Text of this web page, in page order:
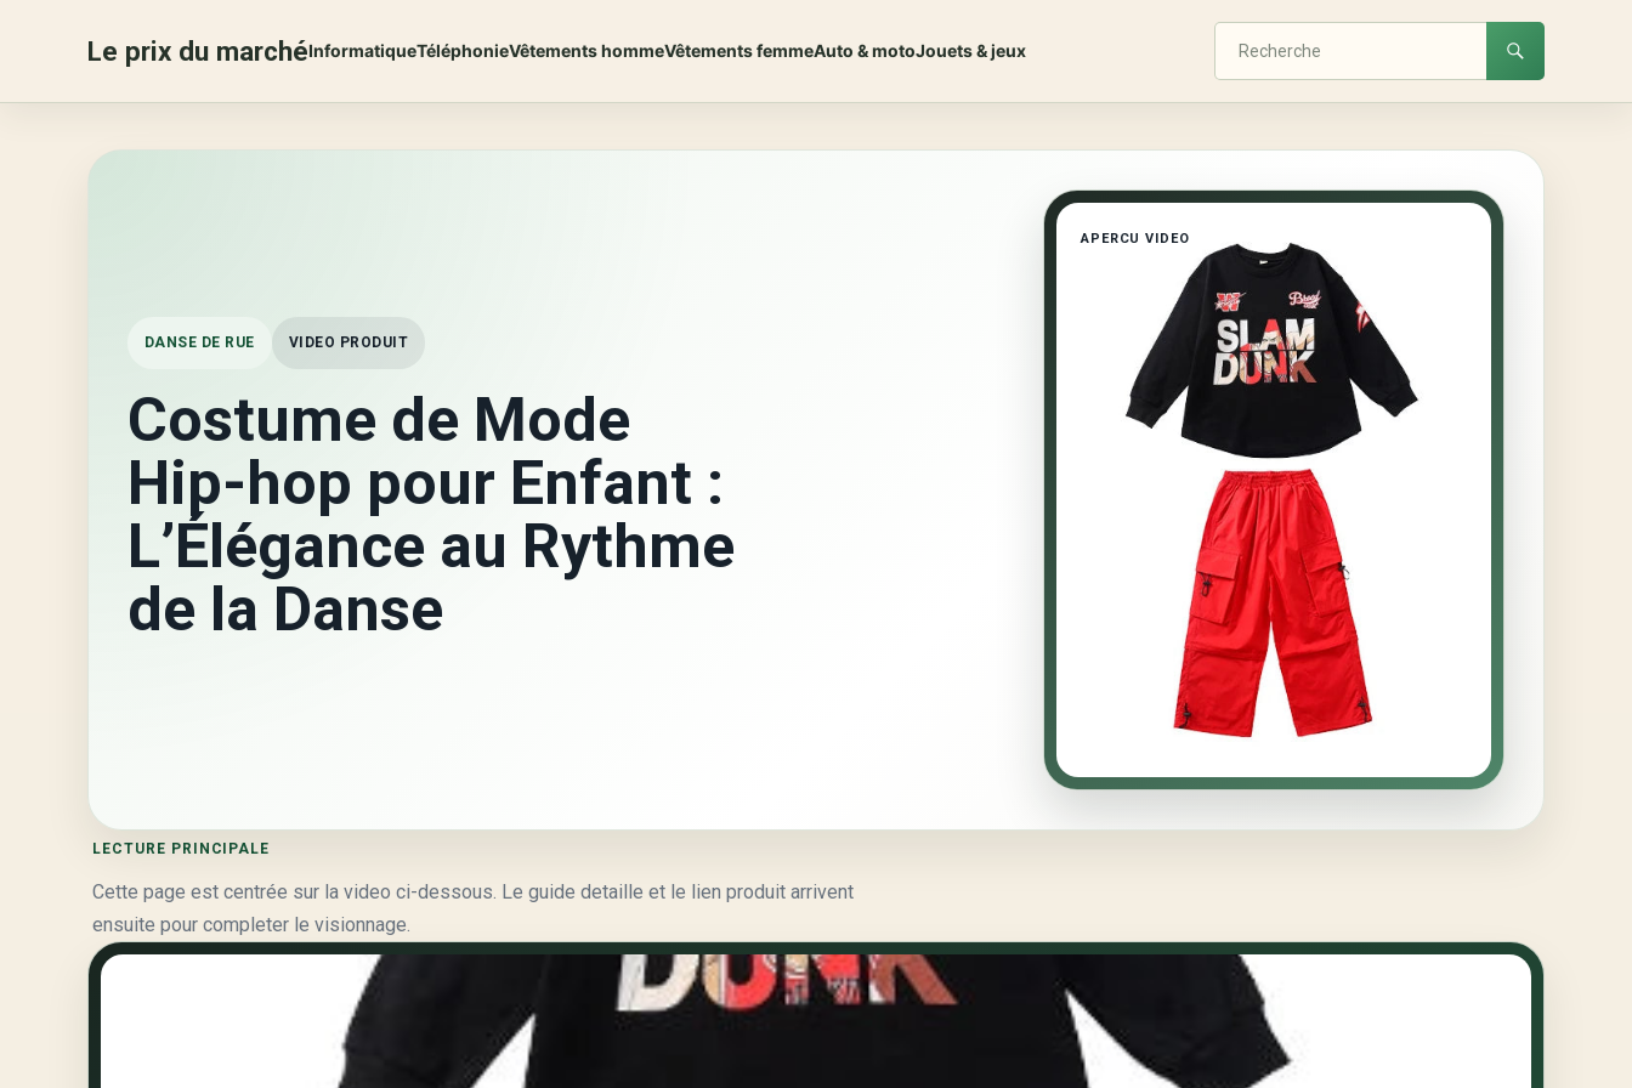
Le prix du marchéInformatiqueTéléphonieVêtements hommeVêtements femmeAuto & motoJouets & jeux
DANSE DE RUE VIDEO PRODUIT
Costume de Mode
Hip-hop pour Enfant :
L’Élégance au Rythme
de la Danse
APERCU VIDEO
LECTURE PRINCIPALE
Cette page est centrée sur la video ci-dessous. Le guide detaille et le lien produit arrivent
ensuite pour completer le visionnage.